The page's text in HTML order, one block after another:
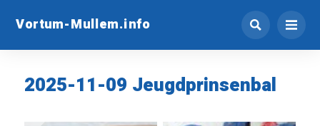
Vortum-Mullem.info
2025-11-09 Jeugdprinsenbal